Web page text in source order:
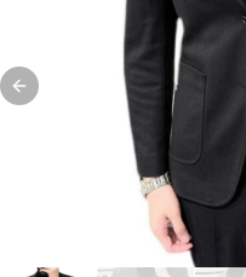
Previous slide